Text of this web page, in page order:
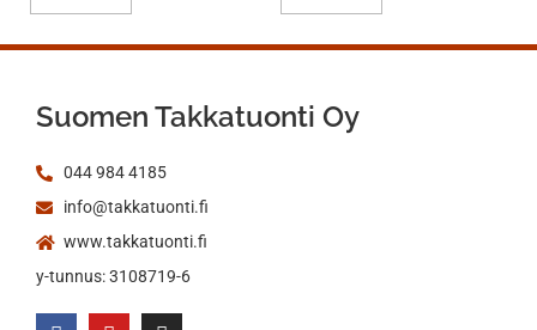
Suomen Takkatuonti Oy
044 984 4185
info@takkatuonti.fi
www.takkatuonti.fi
y-tunnus: 3108719-6